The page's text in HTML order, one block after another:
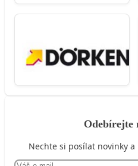
Odebírejte
Nechte si posílat novinky